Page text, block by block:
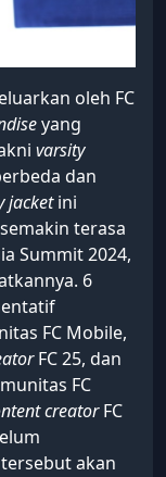
oleh FC
yang
varsity
dan
jacketini
terasa
Summit 2024,
6
FC Mobile,
FC 25, dan
FC
creatorFC
akan